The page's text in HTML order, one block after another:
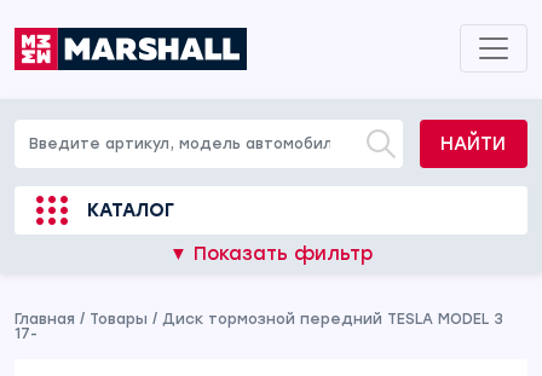
НАЙТИ
КАТАЛОГ
▼ Показать фильтр
Главная / Товары / Диск тормозной передний TESLA MODEL 3
17-